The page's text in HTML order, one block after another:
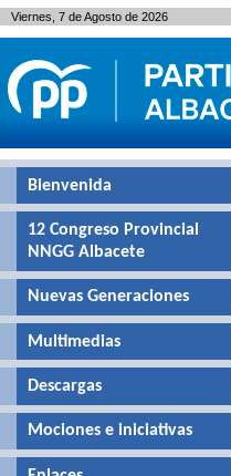
Bienvenida
12 Congreso Provincial
NNGG Albacete
Nuevas Generaciones
Multimedias
Descargas
Mociones e iniciativas
Viernes, 7 de Agosto de 2026